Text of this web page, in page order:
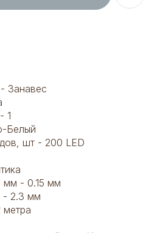
Занавес
1
Белый
шт - 200 LED
мм - 0.15 мм
- 2.3 мм